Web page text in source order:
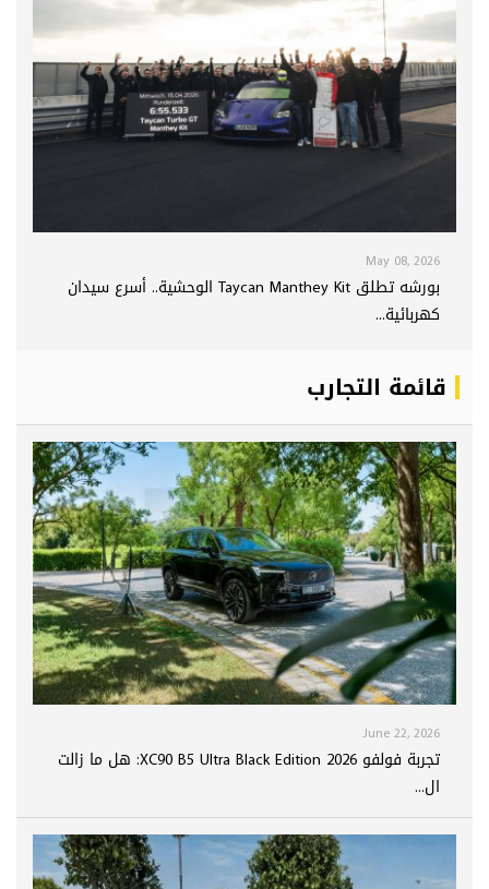
May 08, 2026
بورشه تطلق Taycan Manthey Kit الوحشية.. أسرع سيدان
كهربائية...
قائمة التجارب
June 22, 2026
تجربة فولفو XC90 B5 Ultra Black Edition 2026: هل ما زالت
ال...